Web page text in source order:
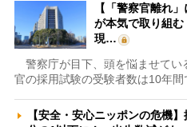
【「警察官離れ
が本気で取り組
現…
警察庁が目下、頭を悩ませてい
官の採用試験の受験者数は10年間
【安全・安心ニッポンの危機